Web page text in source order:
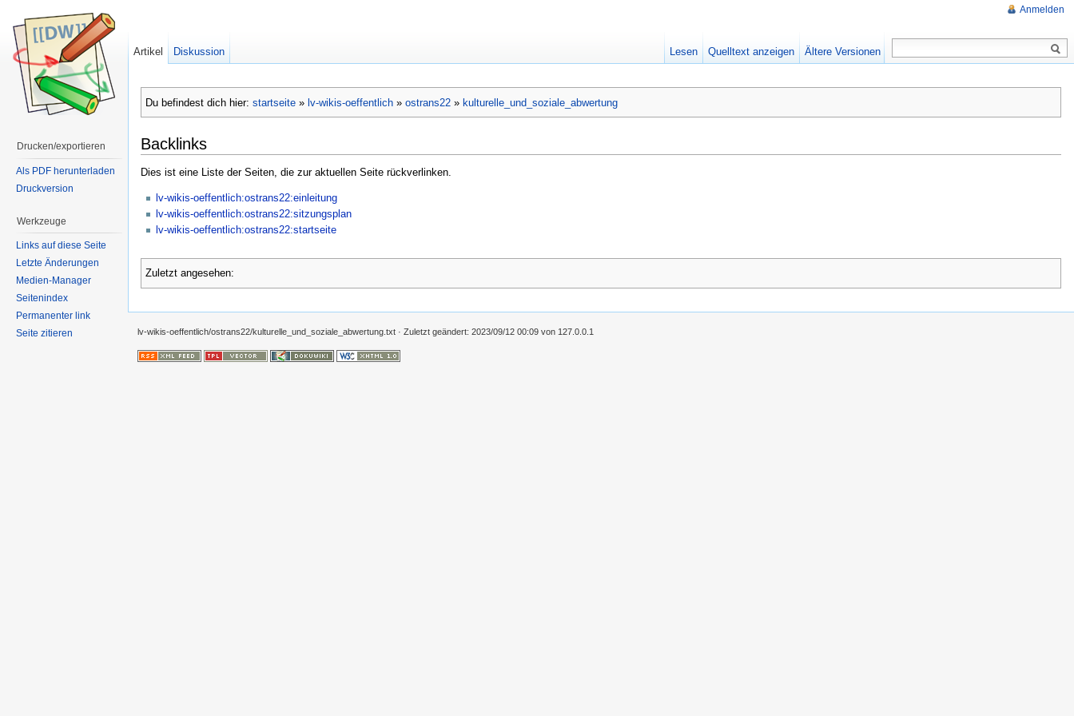
Du befindest dich hier: startseite » lv-wikis-oeffentlich » ostrans22 » kulturelle_und_soziale_abwertung
Backlinks
Dies ist eine Liste der Seiten, die zur aktuellen Seite rückverlinken.
lv-wikis-oeffentlich:ostrans22:einleitung
lv-wikis-oeffentlich:ostrans22:sitzungsplan
lv-wikis-oeffentlich:ostrans22:startseite
Zuletzt angesehen:
Anmelden
Artikel Diskussion Lesen Quelltext anzeigen Ältere Versionen
Drucken/exportieren
Als PDF herunterladen
Druckversion
Werkzeuge
Links auf diese Seite
Letzte Änderungen
Medien-Manager
Seitenindex
Permanenter link
Seite zitieren
lv-wikis-oeffentlich/ostrans22/kulturelle_und_soziale_abwertung.txt · Zuletzt geändert: 2023/09/12 00:09 von 127.0.0.1